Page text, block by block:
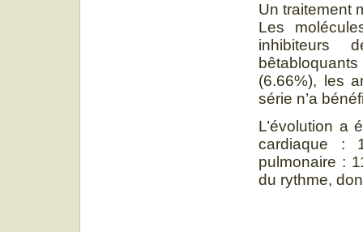
Un traitement
Les
inhibiteurs
(6.66%), les
série n’a
L’évolution a
cardiaque :
pulmonaire :
du rythme,